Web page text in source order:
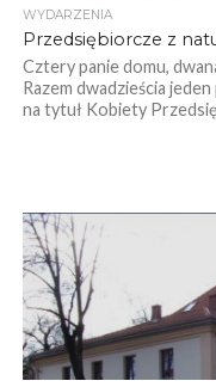
WYDARZENIA
Przedsiębiorcze z
Cztery panie domu,
Razem dwadzieścia
na tytuł Kobiety